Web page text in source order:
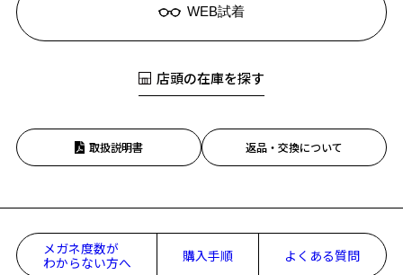
WEB試着
店頭の在庫を探す
取扱説明書 返品・交換について
メガネ度数が
わからない方へ
購入手順 よくある質問